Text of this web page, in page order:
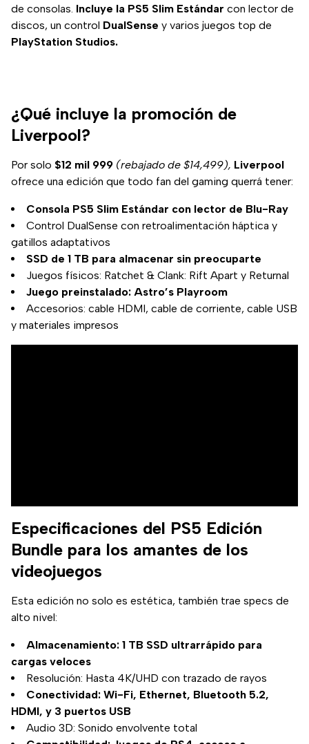
de consolas. Incluye la PS5 Slim Estándar con lector de
discos, un control DualSense y varios juegos top de
PlayStation Studios.
¿Qué incluye la promoción de
Liverpool?
Por solo $12 mil 999 (rebajado de $14,499), Liverpool
ofrece una edición que todo fan del gaming querrá tener:
Consola PS5 Slim Estándar con lector de Blu-Ray
Control DualSense con retroalimentación háptica y
gatillos adaptativos
SSD de 1 TB para almacenar sin preocuparte
Juegos físicos: Ratchet & Clank: Rift Apart y Returnal
Juego preinstalado: Astro’s Playroom
Accesorios: cable HDMI, cable de corriente, cable USB
y materiales impresos
Especificaciones del PS5 Edición
Bundle para los amantes de los
videojuegos
Esta edición no solo es estética, también trae specs de
alto nivel:
Almacenamiento: 1 TB SSD ultrarrápido para
cargas veloces
Resolución: Hasta 4K/UHD con trazado de rayos
Conectividad: Wi-Fi, Ethernet, Bluetooth 5.2,
HDMI, y 3 puertos USB
Audio 3D: Sonido envolvente total